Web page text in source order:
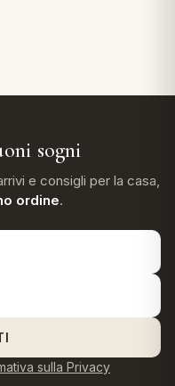
sogni
e consigli per la casa,
ordine.
sulla Privacy